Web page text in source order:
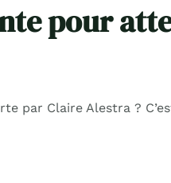
pour
par Claire Alestra ?